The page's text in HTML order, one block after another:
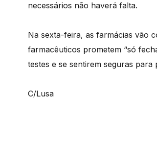
necessários não haverá falta.
Na sexta-feira, as farmácias vão
farmacêuticos prometem “só
testes e se sentirem seguras
C/Lusa